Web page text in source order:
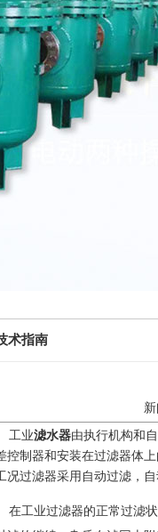
术指南
工业滤水器由执行机构和
控制器和安装在过滤器体
况过滤器采用自动过滤，
在工业过滤器的正常过滤状